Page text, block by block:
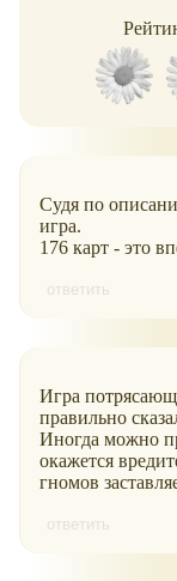
Судя по
игра.
176 карт - это
ответить
Игра
правильно
Иногда можно
окажется
гномов
ответить